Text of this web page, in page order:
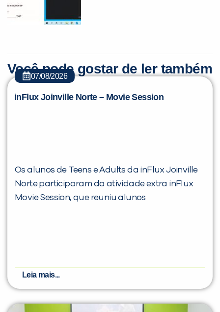
Você pode gostar de ler também
07/08/2026
inFlux Joinville Norte – Movie Session
Os alunos de Teens e Adults da inFlux Joinville
Norte participaram da atividade extra inFlux
Movie Session, que reuniu alunos
Leia mais...